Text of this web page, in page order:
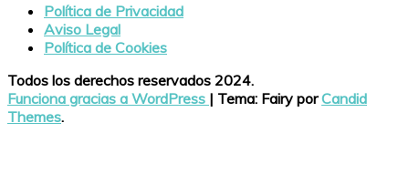
Política de Privacidad
Aviso Legal
Política de Cookies
Todos los derechos reservados 2024.
Funciona gracias a WordPress | Tema: Fairy porCandid
Themes.